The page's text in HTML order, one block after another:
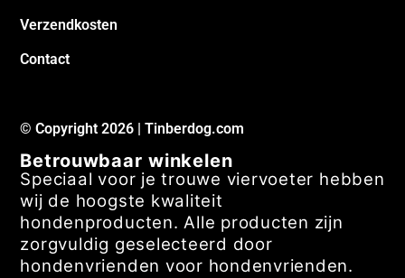
Verzendkosten
Contact
© Copyright 2026 | Tinberdog.com
Betrouwbaar winkelen
Speciaal voor je trouwe viervoeter hebben
wij de hoogste kwaliteit
hondenproducten. Alle producten zijn
zorgvuldig geselecteerd door
hondenvrienden voor hondenvrienden.